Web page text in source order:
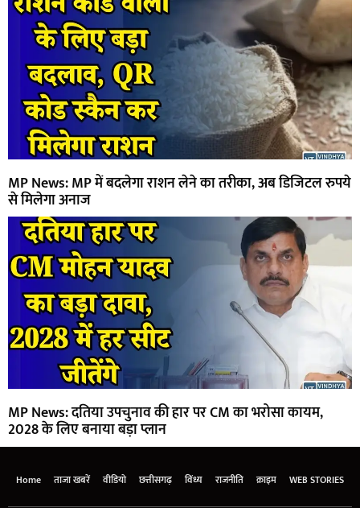
MP News: MP में बदलेगा राशन लेने का तरीका, अब डिजिटल रुपये
से मिलेगा अनाज
MP News: दतिया उपचुनाव की हार पर CM का भरोसा कायम,
2028 के लिए बनाया बड़ा प्लान
Home ताजा खबरें वीडियो छत्तीसगढ़ विंध्य राजनीति क्राइम WEB STORIES